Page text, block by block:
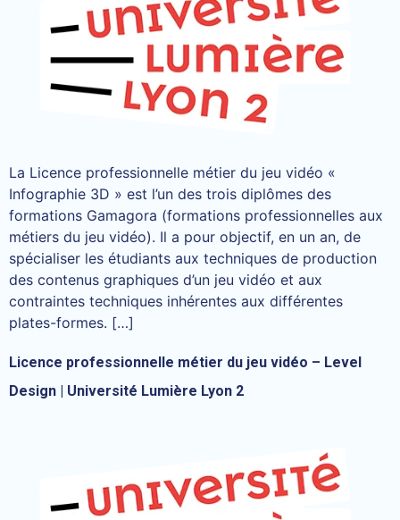
La Licence professionnelle métier du jeu vidéo «
Infographie 3D » est l’un des trois diplômes des
formations Gamagora (formations professionnelles aux
métiers du jeu vidéo). Il a pour objectif, en un an, de
spécialiser les étudiants aux techniques de production
des contenus graphiques d’un jeu vidéo et aux
contraintes techniques inhérentes aux différentes
plates-formes. […]
Licence professionnelle métier du jeu vidéo – Level
Design | Université Lumière Lyon 2